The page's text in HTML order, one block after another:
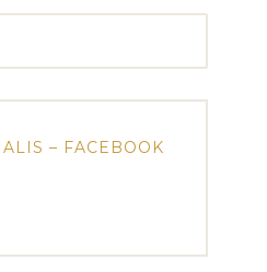
– FACEBOOK